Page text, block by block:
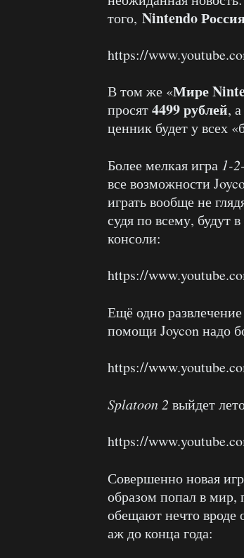
того, Nintendo
https://
В том же «Мире
просят4499 рублей,
ценник будет у всех
Более мелкая игра 1-
все возможности
играть вообще не
судя по всему, будут
консоли:
https://
Ещё одно
помощи Joycon надо
https://
Splatoon 2 выйдет
https://
Совершенно новая
образом попал в
обещают нечто вроде
аж до конца года: